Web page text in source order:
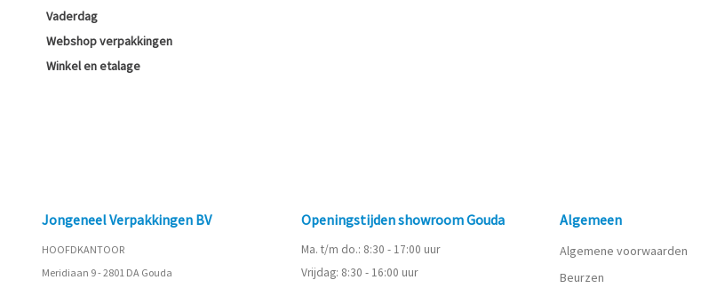
Vaderdag
Webshop verpakkingen
Winkel en etalage
Jongeneel Verpakkingen BV
HOOFDKANTOOR
Meridiaan 9 - 2801 DA Gouda
Openingstijden showroom Gouda
Ma. t/m do.: 8:30 - 17:00 uur
Vrijdag: 8:30 - 16:00 uur
Algemeen
Algemene voorwaarden
Beurzen